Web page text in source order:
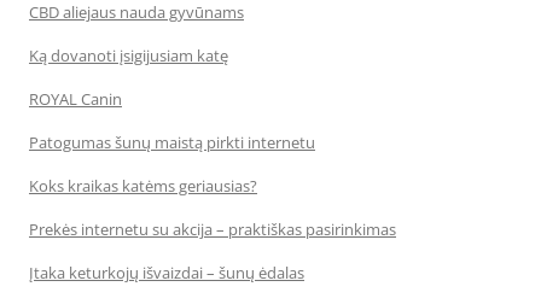
CBD aliejaus nauda gyvūnams
Ką dovanoti įsigijusiam katę
ROYAL Canin
Patogumas šunų maistą pirkti internetu
Koks kraikas katėms geriausias?
Prekės internetu su akcija – praktiškas pasirinkimas
Įtaka keturkojų išvaizdai – šunų ėdalas